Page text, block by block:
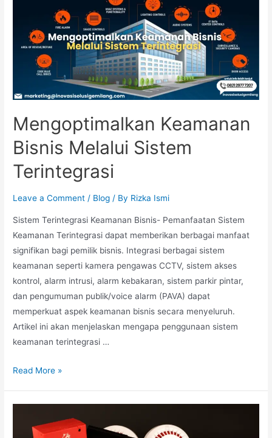
Tantangan
Solusinya
Mengoptimalkan Keamanan
Bisnis Melalui Sistem
Terintegrasi
Leave a Comment / Blog / By Rizka Ismi
Sistem Terintegrasi Keamanan Bisnis- Pemanfaatan Sistem
Keamanan Terintegrasi dapat memberikan berbagai manfaat
signifikan bagi pemilik bisnis. Integrasi berbagai sistem
keamanan seperti kamera pengawas CCTV, sistem akses
kontrol, alarm intrusi, alarm kebakaran, sistem parkir pintar,
dan pengumuman publik/voice alarm (PAVA) dapat
memperkuat aspek keamanan bisnis secara menyeluruh.
Artikel ini akan menjelaskan mengapa penggunaan sistem
keamanan terintegrasi …
Mengoptimalkan
Sistem
Read More »